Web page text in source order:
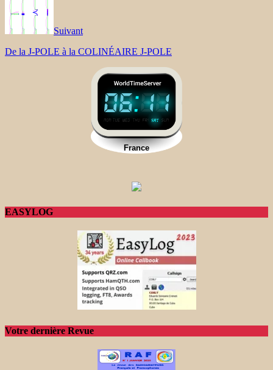
Suivant
De la J-POLE à la COLINÉAIRE J-POLE
EASYLOG
Votre dernière Revue